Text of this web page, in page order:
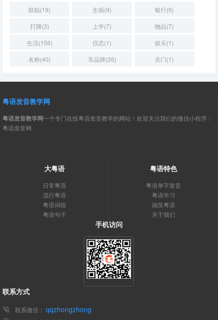
鼓励(19)
生病(9)
银行(9)
打牌(3)
上学(7)
物品(7)
生活(156)
仪态(1)
娱乐(1)
名称(40)
车品牌(26) 关门(1)
粤语发音教学网
粤语发音教学网一个专门在线粤语发音教学的网站！欢迎关注我们的微信小程序：
粤语发音网
大粤语
日常粤语
流行粤语
粤语词组
粤语句子
粤语特色
粤语单字发音
粤语学习
搞笑粤语
关于我们
手机访问
联系方式
联系微信： qqzhongzhong